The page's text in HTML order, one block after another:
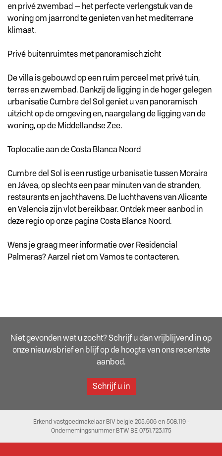
en privé zwembad — het perfecte verlengstuk van de
woning om jaarrond te genieten van het mediterrane
klimaat.
Privé buitenruimtes met panoramisch zicht
De villa is gebouwd op een ruim perceel met privé tuin,
terras en zwembad. Dankzij de ligging in de hoger gelegen
urbanisatie Cumbre del Sol geniet u van panoramisch
uitzicht op de omgeving en, naargelang de ligging van de
woning, op de Middellandse Zee.
Toplocatie aan de Costa Blanca Noord
Cumbre del Sol is een rustige urbanisatie tussen Moraira
en Jávea, op slechts een paar minuten van de stranden,
restaurants en jachthavens. De luchthavens van Alicante
en Valencia zijn vlot bereikbaar. Ontdek meer aanbod in
deze regio op onze pagina Costa Blanca Noord.
Wens je graag meer informatie over Residencial
Palmeras? Aarzel niet om Vamos te contacteren.
Niet gevonden wat u zocht? Schrijf u dan vrijblijvend in op
onze nieuwsbrief en blijf op de hoogte van ons recentste
aanbod.
Schrijf u in
Erkend vastgoedmakelaar BIV belgie 205.606 en 508.119 -
Ondernemingsnummer BTW BE 0751.723.175